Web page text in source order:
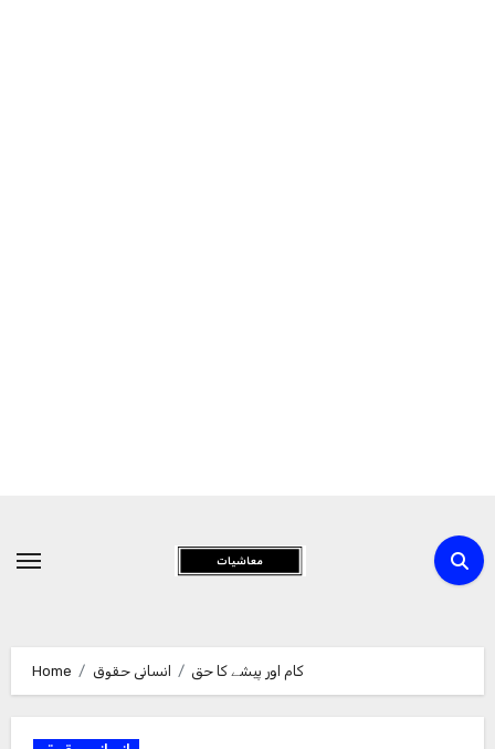
Content
Home انسانی حقوق کام اور پیشے کا حق